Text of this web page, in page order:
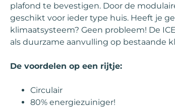
plafond te bevestigen. Door de
geschikt voor ieder type huis. Heeft je
klimaatsysteem? Geen probleem! De
als duurzame aanvulling op bestaande
De voordelen op een rijtje:
Circulair
80% energiezuiniger!